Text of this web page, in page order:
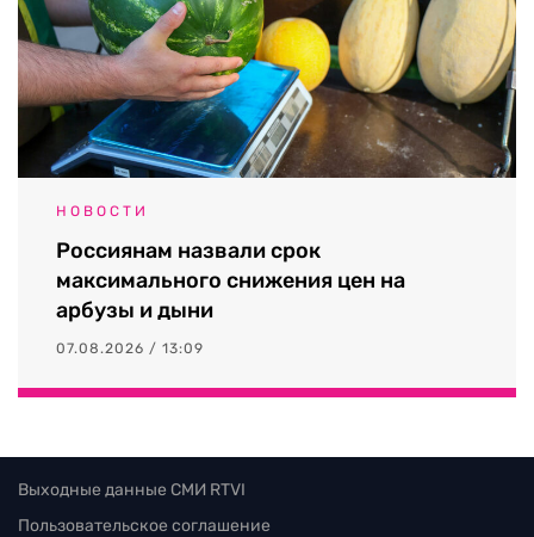
НОВОСТИ
Россиянам назвали срок
максимального снижения цен на
арбузы и дыни
07.08.2026 / 13:09
Выходные данные СМИ RTVI
Пользовательское соглашение